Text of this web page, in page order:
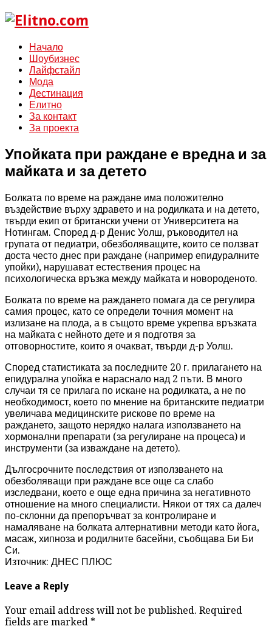
Начало
Шоубизнес
Лайфстайл
Мода
Дестинация
Елитно
За контакт
За проекта
Упойката при раждане е вредна и за
майката и за детето
Болката по време на раждане има положително
въздействие върху здравето и на родилката и на детето,
твърди екип от британски учени от Университета на
Нотингам. Според д-р Денис Уолш, ръководител на
групата от педиатри, обезболяващите, които се ползват
доста често днес при раждане (например епидуралните
упойки), нарушават естествения процес на
психологическа връзка между майката и новороденото.
Болката по време на раждането помага да се регулира
самия процес, като се определи точния момент на
излизане на плода, а в същото време укрепва връзката
на майката с нейното дете и я подготвя за
отговорностите, които я очакват, твърди д-р Уолш.
Според статистиката за последните 20 г. прилагането на
епидурална упойка е нараснало над 2 пъти. В много
случаи тя се прилага по искане на родилката, а не по
необходимост, което по мнение на британските педиатри
увеличава медицинските рискове по време на
раждането, защото нерядко налага използването на
хормонални препарати (за регулиране на процеса) и
инструменти (за изваждане на детето).
Дългосрочните последствия от използването на
обезболяващи при раждане все още са слабо
изследвани, което е още една причина за негативното
отношение на много специалисти. Някои от тях са далеч
по-склонни да препоръчват за контролиране и
намаляване на болката алтернативни методи като йога,
масаж, хипноза и родилните басейни, съобщава Би Би
Си.
Източник: ДНЕС ПЛЮС
Leave a Reply
Your email address will not be published. Required
fields are marked *